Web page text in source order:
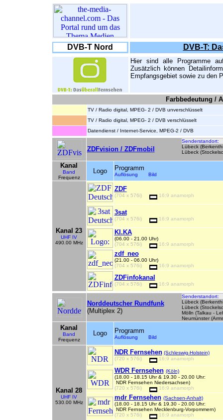
DVB-T Nord DVB-T:
Hier sind alle Programme
Zusätzlich können
Empfangsgebiet sowie zu den
Farbbedeutung /
TV / Radio digital, MPEG- 2 / DVB unverschlüsselt
TV / Radio digital, MPEG- 2 / DVB verschlüsselt
Datendienst / Internet-Service, MPEG-2 / DVB
ZDFvision / ZDFmobil
Senderstandort:
Lübeck
Lübeck
Kanal
Band
Frequenz
Logo Programm
Auflösung Bild
Kanal 23
UHF IV
490.00 MHz
ZDF
(704 x 576i) 16:9 anamorph
3sat
(704 x 576i) 16:9 anamorph
KI.KA
(06.00 - 21.00 Uhr)
(704 x 576i)
16:9 anamorph
zdf_neo
(21.00 - 06.00 Uhr)
(704 x 576i)
16:9 anamorph
ZDFinfokanal
(704 x 576i) 16:9 anamorph
Norddeutscher Rundfunk
(Multiplex 2)
Senderstandort:
Lübeck
Lübeck
Mölln (Talkau -
Neumünster
Kanal
Band
Frequenz
Logo Programm
Auflösung Bild
Kanal 28
UHF IV
530.00 MHz
NDR Fernsehen (Schleswig-Holstein)
(720 x 576i)
16:9 anamorph
WDR Fernsehen (Köln)
(18.00 - 18.15 Uhr & 19.30 - 20.00 Uhr:
NDR Fernsehen Niedersachsen)
(720 x 576i)
16:9 anamorph
mdr Fernsehen (Sachsen-Anhalt)
(18.00 - 18.15 Uhr & 19.30 - 20.00 Uhr:
NDR Fernsehen Mecklenburg-Vorpommern)
(720 x 576i)
16:9 anamorph